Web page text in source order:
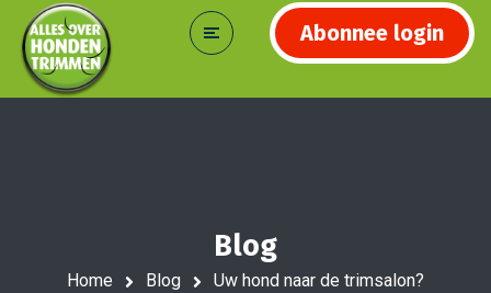
Abonnee login
Blog
Home Blog Uw hond naar de trimsalon?